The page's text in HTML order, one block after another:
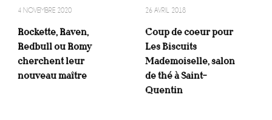
4 NOVEMBRE 2020
Rockette, Raven,
Redbull ou Romy
cherchent leur
nouveau maître
26 AVRIL 2018
Coup de coeur pour
Les Biscuits
Mademoiselle, salon
de thé à Saint-
Quentin